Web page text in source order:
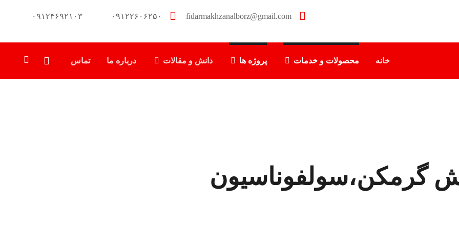
۰۹۱۲۴۶۹۲۱۰۳ ۰۹۱۲۲۶۰۶۲۵۰ fidarmakhzanalborz@gmail.com
خانه محصولات و خدمات پروژه ها دانش و مقالات درباره ما تماس
گرمکن،سولفوناسیون